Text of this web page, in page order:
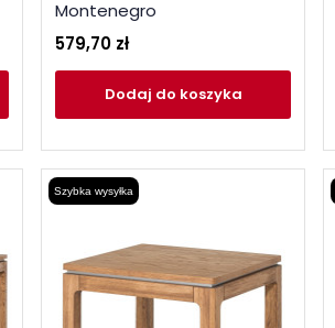
Montenegro
579,70 zł
Dodaj do koszyka
Szybka wysyłka